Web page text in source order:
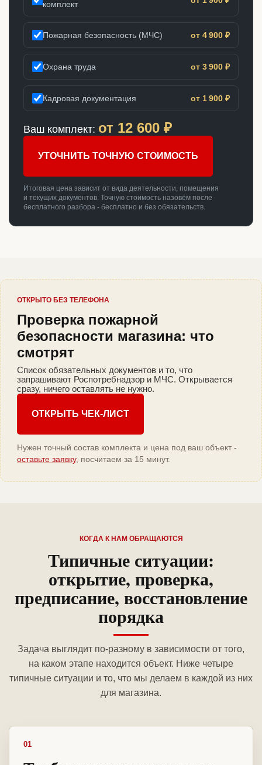
комплект
Пожарная безопасность (МЧС) от 4 900 ₽
Охрана труда от 3 900 ₽
Кадровая документация от 1 900 ₽
Ваш комплект: от 12 600 ₽
УТОЧНИТЬ ТОЧНУЮ СТОИМОСТЬ
Итоговая цена зависит от вида деятельности, помещения
и текущих документов. Точную стоимость назовём после
бесплатного разбора - бесплатно и без обязательств.
ОТКРЫТО БЕЗ ТЕЛЕФОНА
Проверка пожарной
безопасности магазина: что
смотрят
Список обязательных документов и то, что
запрашивают Роспотребнадзор и МЧС. Открывается
сразу, ничего оставлять не нужно.
ОТКРЫТЬ ЧЕК-ЛИСТ
Нужен точный состав комплекта и цена под ваш объект -
оставьте заявку, посчитаем за 15 минут.
КОГДА К НАМ ОБРАЩАЮТСЯ
Типичные ситуации:
открытие, проверка,
предписание, восстановление
порядка
Задача выглядит по-разному в зависимости от того,
на каком этапе находится объект. Ниже четыре
типичные ситуации и то, что мы делаем в каждой из них
для магазина.
01